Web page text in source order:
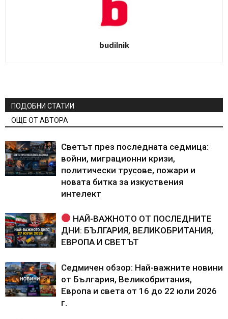
budilnik
ПОДОБНИ СТАТИИ
ОЩЕ ОТ АВТОРА
Светът през последната седмица:
войни, миграционни кризи,
политически трусове, пожари и
новата битка за изкуствения
интелект
НАЙ-ВАЖНОТО ОТ ПОСЛЕДНИТЕ
ДНИ: БЪЛГАРИЯ, ВЕЛИКОБРИТАНИЯ,
ЕВРОПА И СВЕТЪТ
Седмичен обзор: Най-важните новини
от България, Великобритания,
Европа и света от 16 до 22 юли 2026
г.